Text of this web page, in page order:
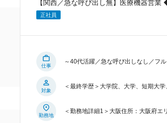
【関西／急な呼び出し無】医療機器営
正社員
仕事
～40代活躍／急な呼び出しなし／フ
対象
＜最終学歴＞大学院、大学、短期大
勤務地
＜勤務地詳細1＞大阪住所：大阪府